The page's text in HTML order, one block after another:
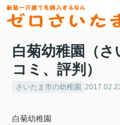
白菊幼稚園（さ
コミ、評判）
さいたま市の幼稚園
白菊幼稚園